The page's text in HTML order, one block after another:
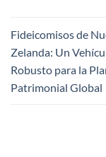
Fideicomisos de
Zelanda: Un
Robusto para la
Patrimonial Global